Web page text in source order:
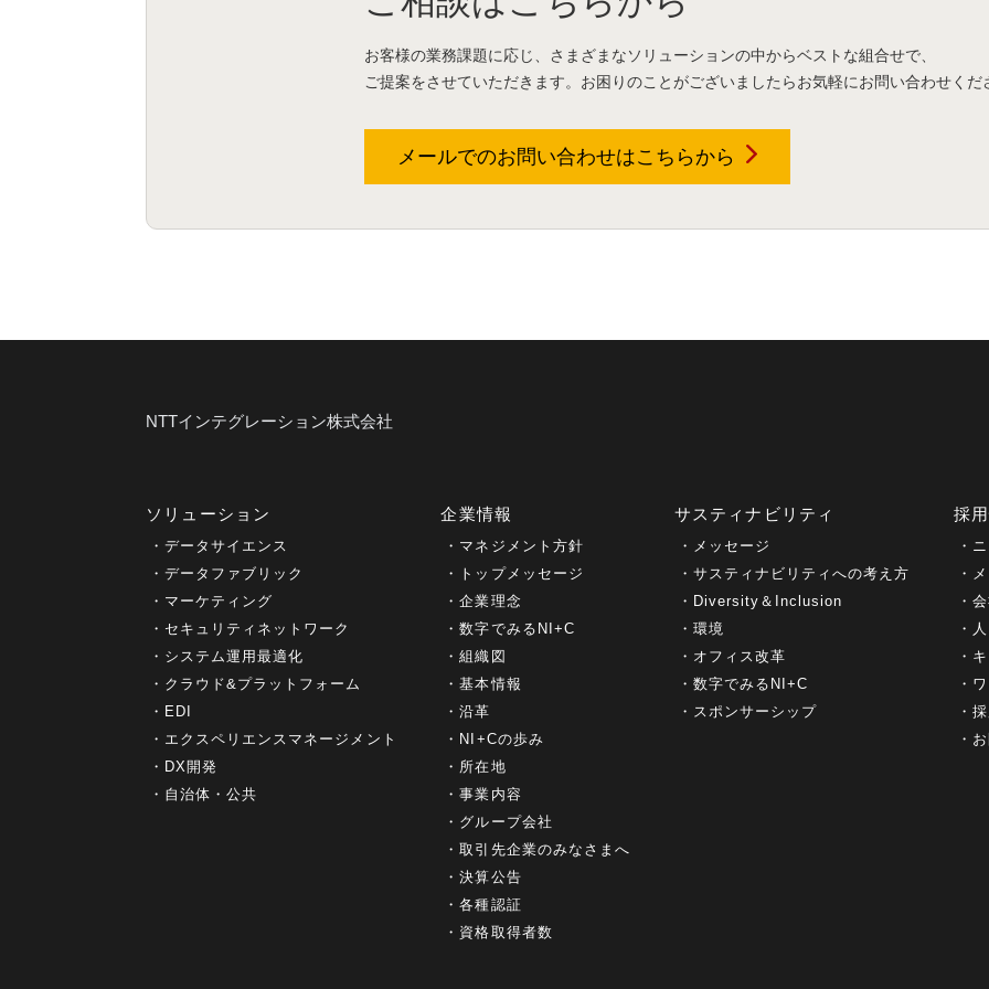
お客様の業務課題に応じ、さまざまなソリューションの中からベストな組合せで、
ご提案をさせていただきます。お困りのことがございましたらお気軽にお問い合わせくだ
メールでのお問い合わせはこちらから
NTTインテグレーション株式会社
ソリューション
データサイエンス
データファブリック
マーケティング
セキュリティネットワーク
システム運用最適化
クラウド&プラットフォーム
EDI
エクスペリエンスマネージメント
DX開発
自治体・公共
企業情報
マネジメント方針
トップメッセージ
企業理念
数字でみるNI+C
組織図
基本情報
沿革
NI+Cの歩み
所在地
事業内容
グループ会社
取引先企業のみなさまへ
決算公告
各種認証
資格取得者数
サスティナビリティ
メッセージ
サスティナビリティへの考え方
Diversity＆Inclusion
環境
オフィス改革
数字でみるNI+C
スポンサーシップ
採